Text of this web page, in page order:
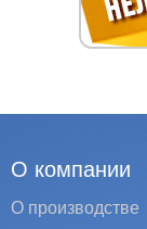
О компании
О производстве